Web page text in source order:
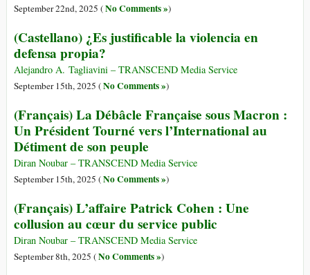
September 22nd, 2025 (No Comments »)
(Castellano) ¿Es justificable la violencia en
defensa propia?
Alejandro A. Tagliavini – TRANSCEND Media Service
September 15th, 2025 (No Comments »)
(Français) La Débâcle Française sous Macron :
Un Président Tourné vers l’International au
Détiment de son peuple
Diran Noubar – TRANSCEND Media Service
September 15th, 2025 (No Comments »)
(Français) L’affaire Patrick Cohen : Une
collusion au cœur du service public
Diran Noubar – TRANSCEND Media Service
September 8th, 2025 (No Comments »)